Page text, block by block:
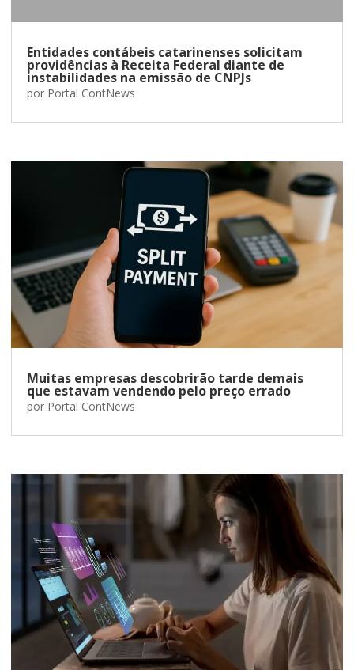
Entidades contábeis catarinenses solicitam
providências à Receita Federal diante de
instabilidades na emissão de CNPJs
por Portal ContNews
Muitas empresas descobrirão tarde demais
que estavam vendendo pelo preço errado
por Portal ContNews